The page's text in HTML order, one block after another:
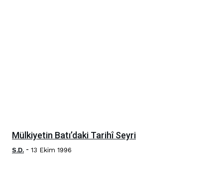
Mülkiyetin Batı’daki Tarihî Seyri
S.D. - 13 Ekim 1996